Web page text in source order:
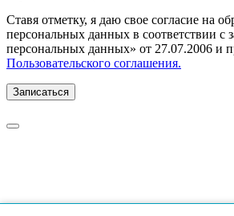
Ставя отметку, я даю свое согласие на
персональных данных в соответствии
персональных данных» от 27.07.2006 и
Пользовательского соглашения.
Записаться